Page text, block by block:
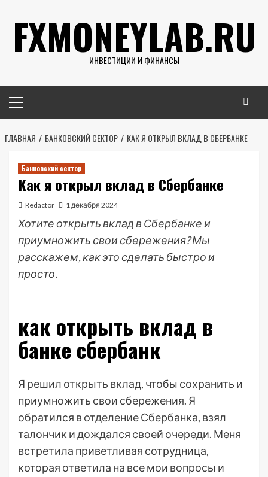
содержимому
FXMONEYLAB.RU
ИНВЕСТИЦИИ И ФИНАНСЫ
меню
ГЛАВНАЯ БАНКОВСКИЙ СЕКТОР КАК Я ОТКРЫЛ ВКЛАД В СБЕРБАНКЕ
Банковский сектор
Как я открыл вклад в Сбербанке
Redactor 1 декабря 2024
Хотите открыть вклад в Сбербанке и
приумножить свои сбережения? Мы
расскажем, как это сделать быстро и
просто.
как открыть вклад в
банке сбербанк
Я решил открыть вклад, чтобы сохранить и
приумножить свои сбережения. Я
обратился в отделение Сбербанка, взял
талончик и дождался своей очереди. Меня
встретила приветливая сотрудница,
которая ответила на все мои вопросы и